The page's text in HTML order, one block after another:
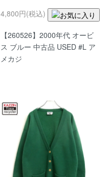
4,800円(税込)
【260526】2000年代 オービ
ス ブルー 中古品 USED #L ア
メカジ